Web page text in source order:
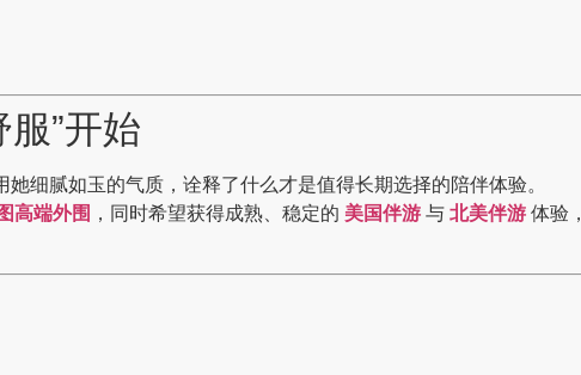
”开始
她细腻如玉的气质，诠释了什么才是值得长期选择的陪伴体验。
高端外围 ，同时希望获得成熟、稳定的 美国伴游 与 北美伴游 体验